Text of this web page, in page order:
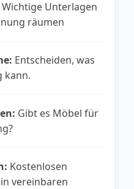
Wichtige Unterlagen
räumen
Entscheiden, was
kann.
Gibt es Möbel für
Kostenlosen
vereinbaren